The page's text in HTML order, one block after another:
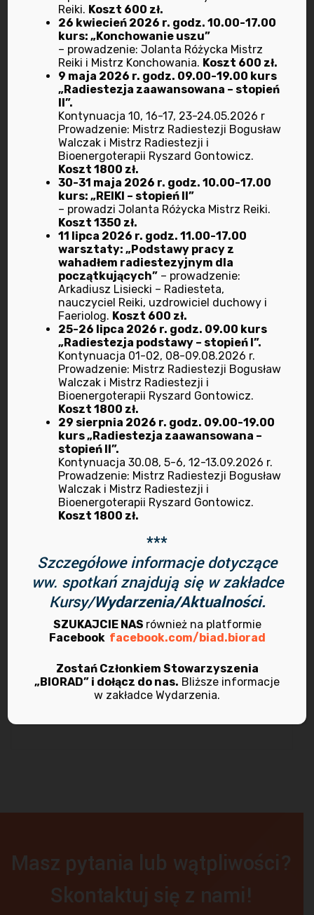
styczeń 2023
grudzień 2022
listopad 2022
październik 2022
wrzesień 2022
lipiec 2022
czerwiec 2022
maj 2022
kwiecień 2022
marzec 2022
luty 2022
styczeń 2022
grudzień 2021
listopad 2021
październik 2021
maj 2021
kwiecień 2021
marzec 2021
listopad 2020
Masz pytania lub wątpliwości?
Skontaktuj się z nami!
Reiki. Koszt 600 zł.
26 kwiecień 2026 r. godz. 10.00-17.00
kurs: „Konchowanie uszu”
– prowadzenie: Jolanta Różycka Mistrz
Reiki i Mistrz Konchowania. Koszt 600 zł.
9 maja 2026 r. godz. 09.00-19.00 kurs
„Radiestezja zaawansowana – stopień
II”.
Kontynuacja 10, 16-17, 23-24.05.2026 r
Prowadzenie: Mistrz Radiestezji Bogusław
Walczak i Mistrz Radiestezji i
Bioenergoterapii Ryszard Gontowicz.
Koszt 1800 zł.
30-31 maja 2026 r. godz. 10.00-17.00
kurs: „REIKI – stopień II”
– prowadzi Jolanta Różycka Mistrz Reiki.
Koszt 1350 zł.
11 lipca 2026 r. godz. 11.00-17.00
warsztaty: „Podstawy pracy z
wahadłem radiestezyjnym dla
początkujących” – prowadzenie:
Arkadiusz Lisiecki – Radiesteta,
nauczyciel Reiki, uzdrowiciel duchowy i
Faeriolog. Koszt 600 zł.
25-26 lipca 2026 r. godz. 09.00 kurs
„Radiestezja podstawy – stopień I”.
Kontynuacja 01-02, 08-09.08.2026 r.
Prowadzenie: Mistrz Radiestezji Bogusław
Walczak i Mistrz Radiestezji i
Bioenergoterapii Ryszard Gontowicz.
Koszt 1800 zł.
29 sierpnia 2026 r. godz. 09.00-19.00
kurs „Radiestezja zaawansowana –
stopień II”.
Kontynuacja 30.08, 5-6, 12-13.09.2026 r.
Prowadzenie: Mistrz Radiestezji Bogusław
Walczak i Mistrz Radiestezji i
Bioenergoterapii Ryszard Gontowicz.
Koszt 1800 zł.
***
Szczegółowe informacje dotyczące
ww. spotkań znajdują się w zakładce
Kursy/Wydarzenia/Aktualności.
SZUKAJCIE NAS również na platformie
Facebook facebook.com/biad.biorad
Zostań Członkiem Stowarzyszenia
„BIORAD” i dołącz do nas. Bliższe informacje
w zakładce Wydarzenia.